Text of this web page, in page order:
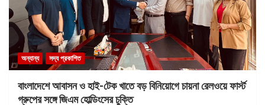
অন্যান্য সদ্য প্রকাশিত
বাংলাদেশে আবাসন ও হাই-টেক খাতে বড় বিনিয়োগে চায়না রেলওয়ে ফার্স্ট
গ্রুপের সঙ্গে জিএম হোল্ডিংসের চুক্তি